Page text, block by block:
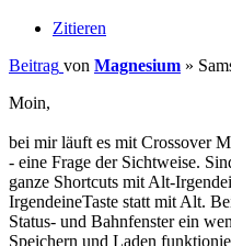
Zitieren
Beitrag von Magnesium »
Moin,
bei mir läuft es mit Crossover
- eine Frage der Sichtweise.
ganze Shortcuts mit Alt-
IrgendeineTaste statt mit Alt.
Status- und Bahnfenster ein
Speichern und Laden